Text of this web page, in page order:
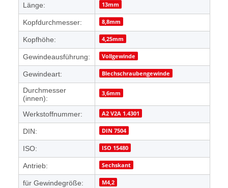
Länge: 13mm
Kopfdurchmesser: 8,8mm
Kopfhöhe: 4,25mm
Gewindeausführung: Vollgewinde
Gewindeart: Blechschraubengewinde
Durchmesser
(innen):
3,6mm
Werkstoffnummer: A2 V2A 1.4301
DIN: DIN 7504
ISO: ISO 15480
Antrieb: Sechskant
für Gewindegröße: M4,2